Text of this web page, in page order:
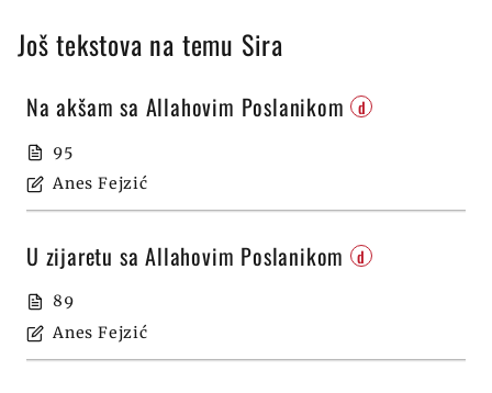
Još tekstova na temu Sira
Na akšam sa Allahovim Poslanikom d
95
Anes Fejzić
U zijaretu sa Allahovim Poslanikom d
89
Anes Fejzić